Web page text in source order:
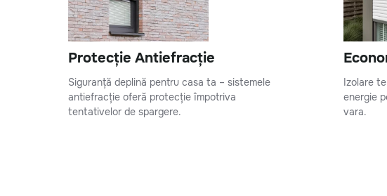
Protecție Antiefracție
Siguranță deplină pentru casa ta – sistemele
antiefracție oferă protecție împotriva
tentativelor de spargere.
Izolare
energie
vara.